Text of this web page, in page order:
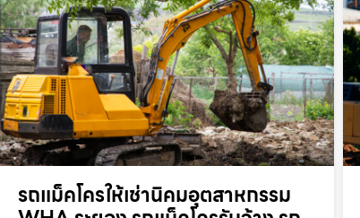
รถแม็คโครให้เช่านิคมอุตสาหกรรม